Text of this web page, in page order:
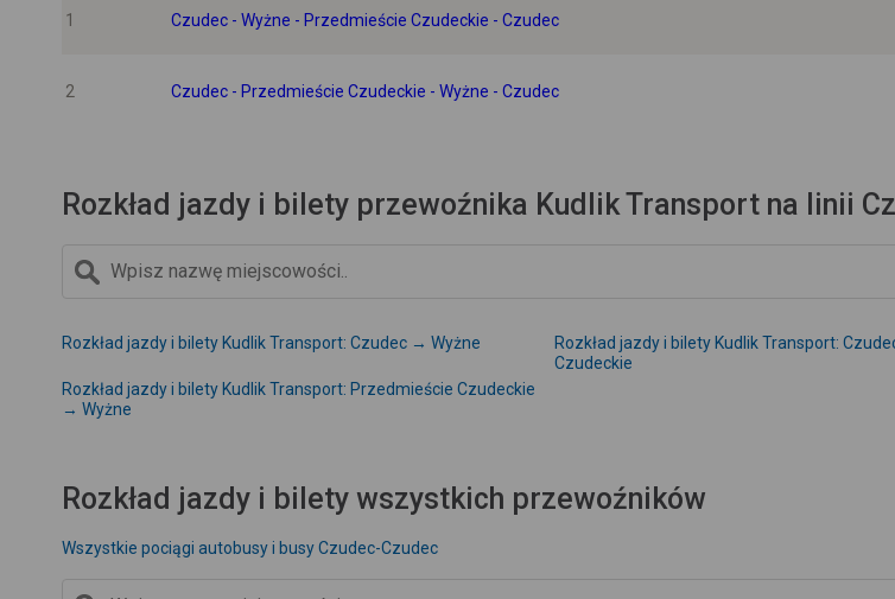
1 Czudec - Wyżne - Przedmieście Czudeckie - Czudec
2 Czudec - Przedmieście Czudeckie - Wyżne - Czudec
Rozkład jazdy i bilety przewoźnika Kudlik Transport na linii
Rozkład jazdy i bilety Kudlik Transport: Czudec → Wyżne
Rozkład jazdy i bilety Kudlik Transport:
Czudeckie
Rozkład jazdy i bilety Kudlik Transport: Przedmieście Czudeckie
→ Wyżne
Rozkład jazdy i bilety wszystkich przewoźników
Wszystkie pociągi autobusy i busy Czudec-Czudec